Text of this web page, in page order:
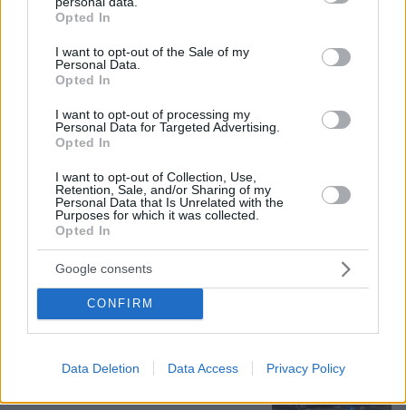
grant or deny consent to Google and its third-party tags to
use your data for below specified purposes in below Google
consent section.
Opted In
I want to opt-out of the Sale of my
Personal Data.
Opted In
I want to opt-out of processing my
Personal Data for Targeted Advertising.
Opted In
I want to opt-out of Collection, Use,
Retention, Sale, and/or Sharing of my
Personal Data that Is Unrelated with the
Purposes for which it was collected.
Opted In
Google consents
CONFIRM
Data Deletion Data Access Privacy Policy
όταν πνίγηκε ο 4χρονος, έρευνα για την άδεια της
πισίνας: Το χρονικό της τραγωδίας
09.08.2026, 09:28
Βασιλική κηδεία προβλέπεται για τον
πρίγκιπα Άντριου όταν πεθάνει παρά
την αποκαθήλωσή του, αντιδράσεις
για το «μυστικό σχέδιο»
09.08.2026, 08:01
τροχαίο στην Αθηνών-Σουνίου, πώς
έγινε η σφοδρή σύγκρουση με
αυτοκίνητο τουριστών